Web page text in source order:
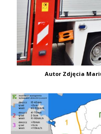
Autor Zdjęcia